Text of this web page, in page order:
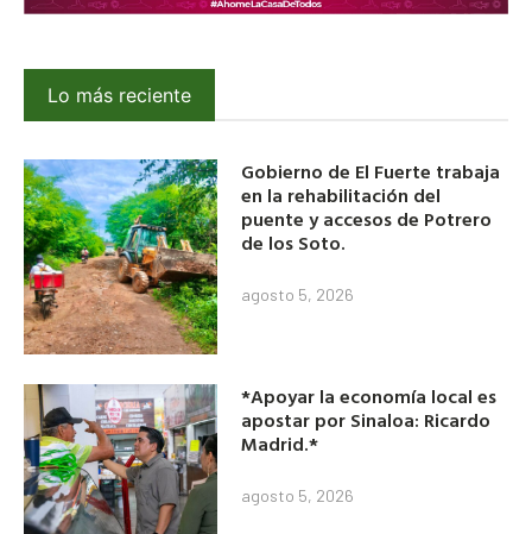
Lo más reciente
Gobierno de El Fuerte trabaja
en la rehabilitación del
puente y accesos de Potrero
de los Soto.
agosto 5, 2026
*Apoyar la economía local es
apostar por Sinaloa: Ricardo
Madrid.*
agosto 5, 2026